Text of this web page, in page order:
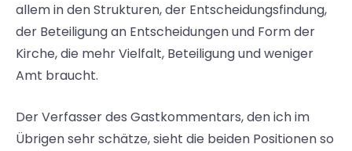
allem in den Strukturen, der Entscheidungsfindung,
der Beteiligung an Entscheidungen und Form der
Kirche, die mehr Vielfalt, Beteiligung und weniger
Amt braucht.
Der Verfasser des Gastkommentars, den ich im
Übrigen sehr schätze, sieht die beiden Positionen so